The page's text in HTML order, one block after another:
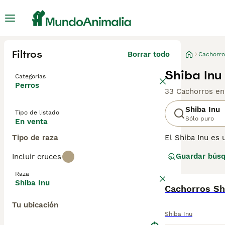
Filtros Borrar todo
Categorías
Perros
Tipo de listado
En venta
Tipo de raza
Incluir cruces
Raza
Shiba Inu
Tu ubicación
Shiba
33 Cachorros
Shiba Inu
Sólo puro
El Shiba Inu es
Shiba Inu
Lee nuestra
Guardar
Cachorros
Shiba Inu